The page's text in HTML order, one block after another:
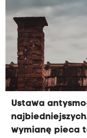
wejść w życie na
Ustawa
wymianę pieca